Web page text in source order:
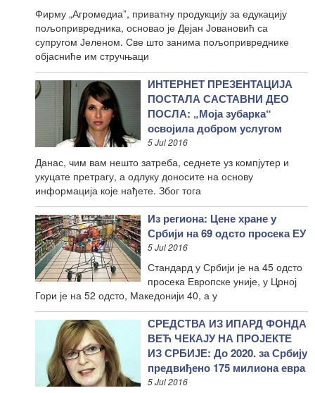
Фирму „Агромедиа”, приватну продукцију за едукацију
пољопривредника, основао је Дејан Јовановић са
супругом Јеленом. Све што занима пољопривреднике
објасниће им стручњаци
ИНТЕРНЕТ ПРЕЗЕНТАЦИЈА
ПОСТАЛА САСТАВНИ ДЕО
ПОСЛА: „Моја зубарка“
освојила добром услугом
5 Jul 2016
Данас, чим вам нешто затреба, седнете уз компјутер и
укуцате претрагу, а одлуку доносите на основу
информација које нађете. Због тога
Из региона: Цене хране у
Србији на 69 одсто просека ЕУ
5 Jul 2016
Стандард у Србији је на 45 одсто
просека Европске уније, у Црној
Гори је на 52 одсто, Македонији 40, а у
СРЕДСТВА ИЗ ИПАРД ФОНДА
ВЕЋ ЧЕКАЈУ НА ПРОЈЕКТЕ
ИЗ СРБИЈЕ: До 2020. за Србију
предвиђено 175 милиона евра
5 Jul 2016